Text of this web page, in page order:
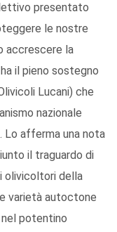
presentato
le nostre
accrescere la
il pieno sostegno
Lucani) che
nazionale
Lo afferma una nota
il traguardo di
olivicoltori della
varietà autoctone
nel potentino